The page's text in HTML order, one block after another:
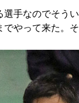
手なのでそう
やって来た。